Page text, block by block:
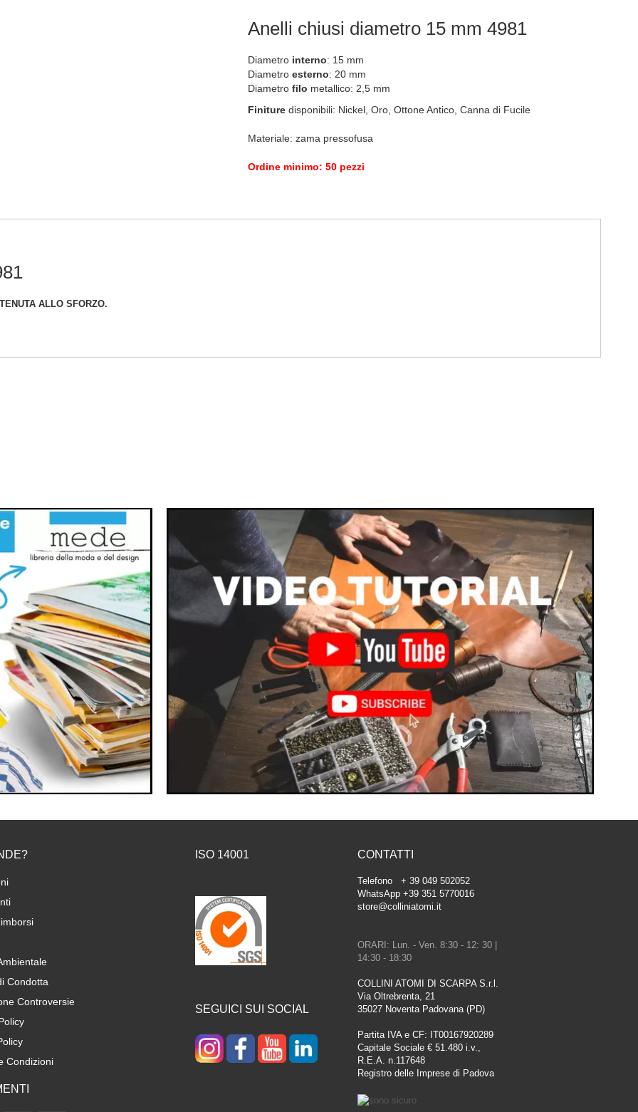
Anelli chiusi diametro 15 mm 4981
Diametro interno: 15 mm
Diametro esterno: 20 mm
Diametro filo metallico: 2,5 mm
Finiture disponibili: Nickel, Oro, Ottone Antico, Canna di Fucile
Materiale: zama pressofusa
Ordine minimo: 50 pezzi
ALLO SFORZO.
Condotta
Controversie
Condizioni
ISO 14001
SEGUICI SUI SOCIAL
CONTATTI
Telefono + 39 049 502052
WhatsApp +39 351 5770016
store@colliniatomi.it
ORARI: Lun. - Ven. 8:30 - 12: 30 |
14:30 - 18:30
COLLINI ATOMI DI SCARPA S.r.l.
Via Oltrebrenta, 21
35027 Noventa Padovana (PD)
Partita IVA e CF: IT00167920289
Capitale Sociale € 51.480 i.v.,
R.E.A. n.117648
Registro delle Imprese di Padova